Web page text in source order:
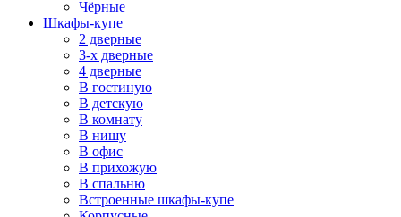
Чёрные
Шкафы-купе
2 дверные
3-х дверные
4 дверные
В гостиную
В детскую
В комнату
В нишу
В офис
В прихожую
В спальню
Встроенные шкафы-купе